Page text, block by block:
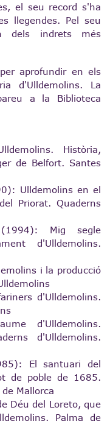
el seu record s'ha
llegendes. Pel seu
dels indrets més
aprofundir en els
d'Ulldemolins. La
a la Biblioteca
Història,
de Belfort. Santes
Ulldemolins en el
Priorat. Quaderns
(1994): Mig segle
d'Ulldemolins.
i la producció
d'Ulldemolins.
d'Ulldemolins.
d'Ulldemolins.
El santuari del
de poble de 1685.
Mallorca
Déu del Loreto, que
Palma de